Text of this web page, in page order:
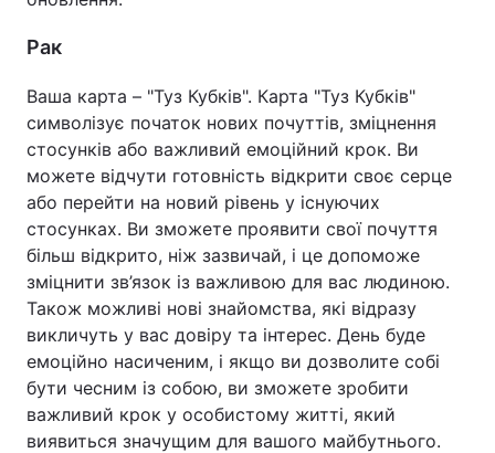
Рак
Ваша карта – "Туз Кубків". Карта "Туз Кубків"
символізує початок нових почуттів, зміцнення
стосунків або важливий емоційний крок. Ви
можете відчути готовність відкрити своє серце
або перейти на новий рівень у існуючих
стосунках. Ви зможете проявити свої почуття
більш відкрито, ніж зазвичай, і це допоможе
зміцнити зв’язок із важливою для вас людиною.
Також можливі нові знайомства, які відразу
викличуть у вас довіру та інтерес. День буде
емоційно насиченим, і якщо ви дозволите собі
бути чесним із собою, ви зможете зробити
важливий крок у особистому житті, який
виявиться значущим для вашого майбутнього.